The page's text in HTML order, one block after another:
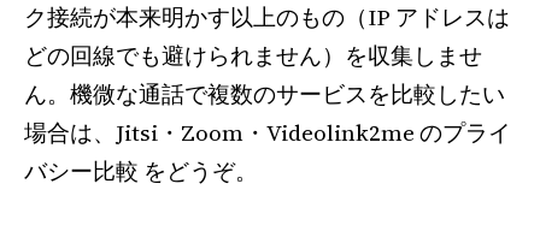
ク接続が本来明かす以上のもの（IP アドレスは
どの回線でも避けられません）を収集しませ
ん。機微な通話で複数のサービスを比較したい
場合は、Jitsi・Zoom・Videolink2me のプライ
バシー比較 をどうぞ。